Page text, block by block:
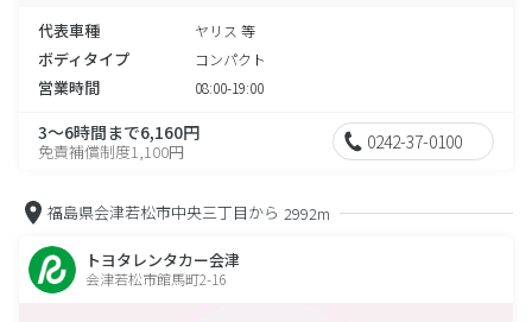
代表車種 ヤリス 等
ボディタイプ コンパクト
営業時間 08:00-19:00
3～6時間まで6,160円
免責補償制度1,100円 0242-37-0100
福島県会津若松市中央三丁目から 2992m
トヨタレンタカー会津
会津若松市館馬町2-16